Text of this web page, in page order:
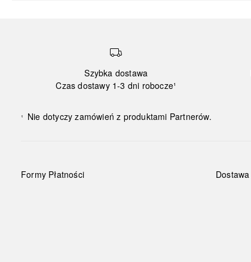
Szybka dostawa
Czas dostawy 1-3 dni robocze¹
¹ Nie dotyczy zamówień z produktami Partnerów.
Formy Płatności Dostawa